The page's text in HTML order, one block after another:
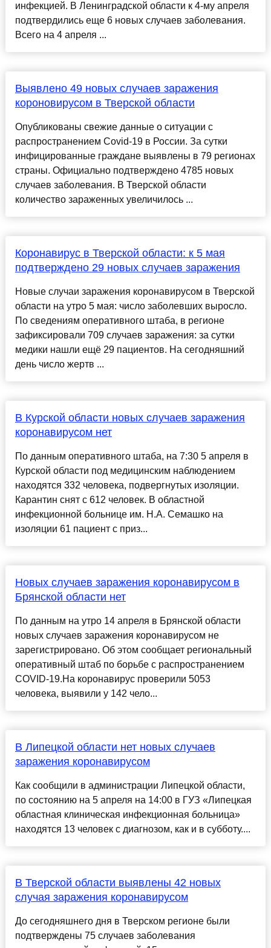
инфекцией. В Ленинградской области к 4-му апреля
подтвердились еще 6 новых случаев заболевания.
Всего на 4 апреля ...
Выявлено 49 новых случаев заражения
короновирусом в Тверской области
Опубликованы свежие данные о ситуации с
распространением Covid-19 в России. За сутки
инфицированные граждане выявлены в 79 регионах
страны. Официально подтверждено 4785 новых
случаев заболевания. В Тверской области
количество зараженных увеличилось ...
Коронавирус в Тверской области: к 5 мая
подтверждено 29 новых случаев заражения
Новые случаи заражения коронавирусом в Тверской
области на утро 5 мая: число заболевших выросло.
По сведениям оперативного штаба, в регионе
зафиксировали 709 случаев заражения: за сутки
медики нашли ещё 29 пациентов. На сегодняшний
день число жертв ...
В Курской области новых случаев заражения
коронавирусом нет
По данным оперативного штаба, на 7:30 5 апреля в
Курской области под медицинским наблюдением
находятся 332 человека, подвергнутых изоляции.
Карантин снят с 612 человек. В областной
инфекционной больнице им. Н.А. Семашко на
изоляции 61 пациент с приз...
Новых случаев заражения коронавирусом в
Брянской области нет
По данным на утро 14 апреля в Брянской области
новых случаев заражения коронавирусом не
зарегистрировано. Об этом сообщает региональный
оперативный штаб по борьбе с распространением
COVID-19.На коронавирус проверили 5053
человека, выявили у 142 чело...
В Липецкой области нет новых случаев
заражения коронавирусом
Как сообщили в администрации Липецкой области,
по состоянию на 5 апреля на 14:00 в ГУЗ «Липецкая
областная клиническая инфекционная больница»
находятся 13 человек с диагнозом, как и в субботу....
В Тверской области выявлены 42 новых
случая заражения коронавирусом
До сегодняшнего дня в Тверском регионе были
подтверждены 75 случаев заболевания